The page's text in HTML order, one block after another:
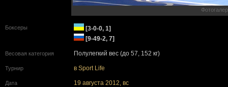
Боксеры
[3-0-0, 1]
[9-49-2, 7]
Весовая категория Полулегкий вес (до 57, 152 кг)
Турнир в Sport Life
Дата 19 августа 2012, вс